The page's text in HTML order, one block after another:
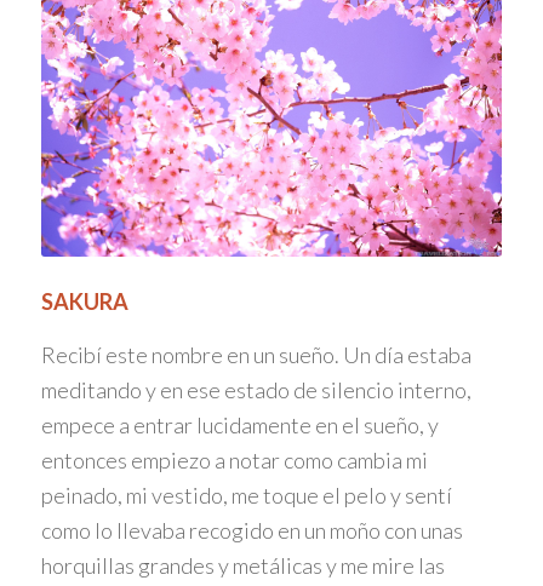
SAKURA
Recibí este nombre en un sueño. Un día estaba
meditando y en ese estado de silencio interno,
empece a entrar lucidamente en el sueño, y
entonces empiezo a notar como cambia mi
peinado, mi vestido, me toque el pelo y sentí
como lo llevaba recogido en un moño con unas
horquillas grandes y metálicas y me mire las